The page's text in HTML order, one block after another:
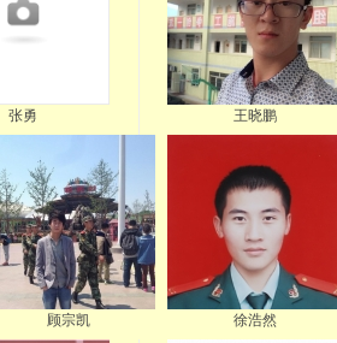
张勇 王晓鹏
顾宗凯 徐浩然